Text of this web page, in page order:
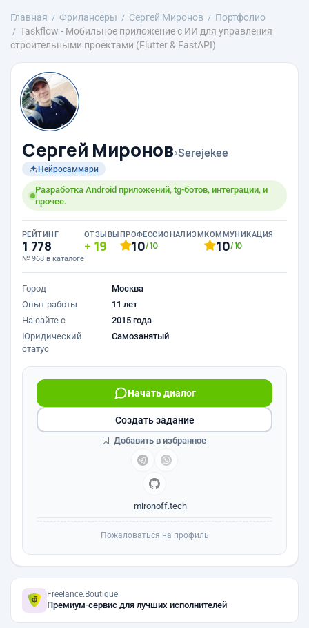
Главная Фрилансеры Сергей Миронов
Портфолио
Taskflow - Мобильное приложение с ИИ для управления
строительными проектами (Flutter & FastAPI)
Сергей Миронов›Serejekee
Нейросаммари
Разработка Android приложений, tg-ботов, интеграции, и
прочее.
РЕЙТИНГ
1 778
№ 968 в каталоге
ОТЗЫВЫ
19
ПРОФЕССИОНАЛИЗМ
10/10
КОММУНИКАЦИЯ
10/10
Город
Москва
Опыт работы
11 лет
На сайте с
2015 года
Юридический
статус
Самозанятый
Начать диалог
mironoff.tech
Создать задание
Добавить в избранное
Пожаловаться на профиль
Freelance.Boutique
Премиум-сервис для лучших исполнителей